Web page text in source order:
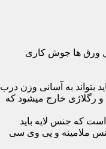
ورق ها جوش کاری
بتواند به آسانی وزن درب
و رگلاژی خارج میشود که
که جنس لایه باید
ملامینه و پی وی سی